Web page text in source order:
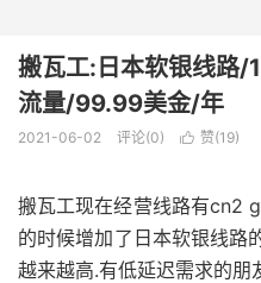
搬瓦工:日本软银线路
流量/99.99美金/年
2021-06-02 评论(0)  赞(19)
搬瓦工现在经营线路有cn2
的时候增加了日本软银线路
越来越高.有低延迟需求的朋